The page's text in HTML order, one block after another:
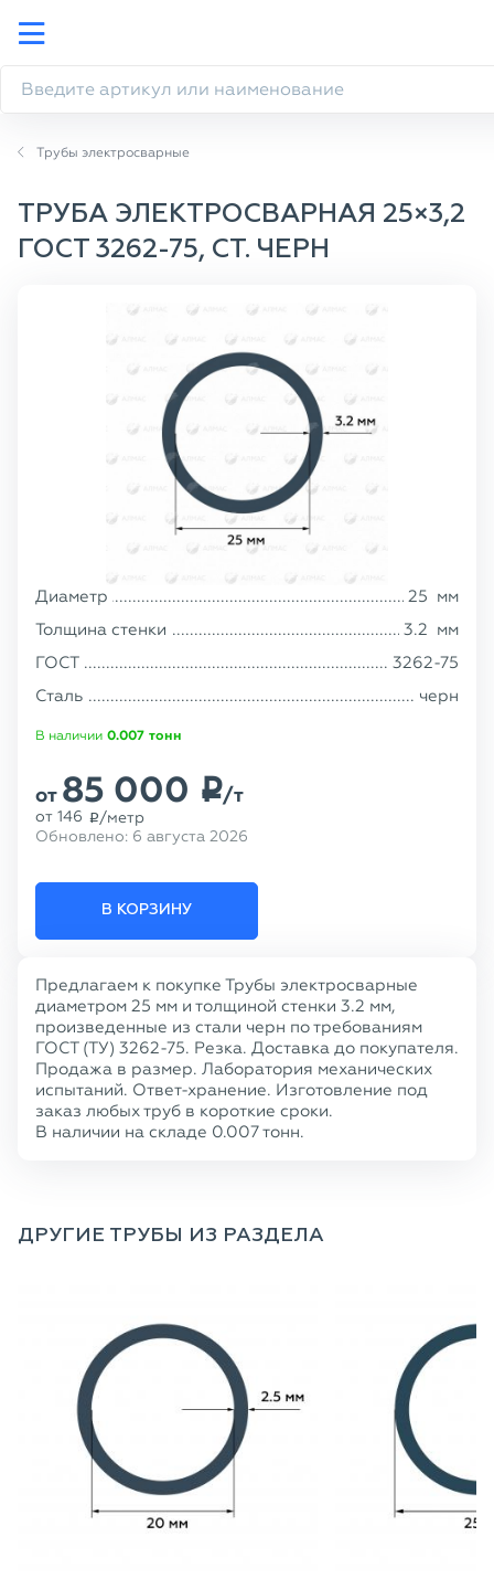
Трубы электросварные
ТРУБА ЭЛЕКТРОСВАРНАЯ 25×3,2
ГОСТ 3262-75, СТ. ЧЕРН
Диаметр 25 мм
Толщина стенки
3.2 мм
ГОСТ
3262-75
Сталь
черн
В наличии 0.007 тонн
от 85 000 p/т
от 146 p /метр
Обновлено: 6 августа 2026
В КОРЗИНУ
Предлагаем к покупке Трубы электросварные
диаметром 25 мм и толщиной стенки 3.2 мм,
произведенные из стали черн по требованиям
ГОСТ (ТУ) 3262-75. Резка. Доставка до покупателя.
Продажа в размер. Лаборатория механических
испытаний. Ответ-хранение. Изготовление под
заказ любых труб в короткие сроки.
В наличии на складе 0.007 тонн.
ДРУГИЕ ТРУБЫ ИЗ РАЗДЕЛА